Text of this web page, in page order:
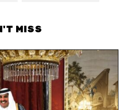
MISS